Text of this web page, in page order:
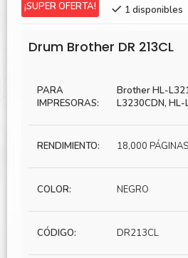
S/
¡SUPER OFERTA! 1 disponibles
Drum Brother DR 213CL
PARA
IMPRESORAS:
Brother HL-
L3230CDN,
RENDIMIENTO: 18,000 PÁGINAS
COLOR: NEGRO
CÓDIGO: DR213CL